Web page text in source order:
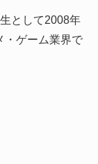
として2008年
・ゲーム業界で